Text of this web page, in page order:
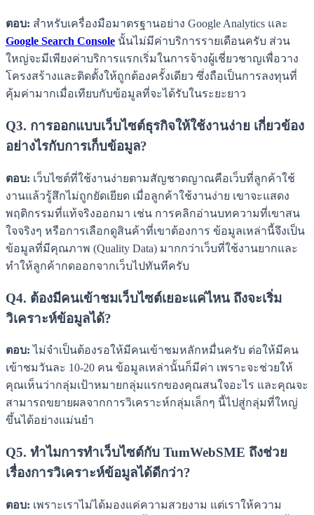
ตอบ: สำหรับเครื่องมือมาตรฐานอย่าง Google Analytics และ
Google Search Console นั้นไม่มีค่าบริการรายเดือนครับ ส่วน
ใหญ่จะมีเพียงค่าบริการแรกเริ่มในการจ้างผู้เชี่ยวชาญเพื่อวาง
โครงสร้างและติดตั้งให้ถูกต้องครั้งเดียว ซึ่งถือเป็นการลงทุนที่
คุ้มค่ามากเมื่อเทียบกับข้อมูลที่จะได้รับในระยะยาว
Q3. การออกแบบเว็บไซต์ธุรกิจให้ใช้งานง่าย เกี่ยวข้อง
อย่างไรกับการเก็บข้อมูล?
ตอบ: เว็บไซต์ที่ใช้งานง่ายตามสัญชาตญาณคือเว็บที่ลูกค้าใช้
งานแล้วรู้สึกไม่ถูกยัดเยียด เมื่อลูกค้าใช้งานง่าย เขาจะแสดง
พฤติกรรมที่แท้จริงออกมา เช่น การคลิกอ่านบทความที่เขาสน
ใจจริงๆ หรือการเลือกดูสินค้าที่เขาต้องการ ข้อมูลเหล่านี้จึงเป็น
ข้อมูลที่มีคุณภาพ (Quality Data) มากกว่าเว็บที่ใช้งานยากและ
ทำให้ลูกค้ากดออกจากเว็บไปทันทีครับ
Q4. ต้องมีคนเข้าชมเว็บไซต์เยอะแค่ไหน ถึงจะเริ่ม
วิเคราะห์ข้อมูลได้?
ตอบ: ไม่จำเป็นต้องรอให้มีคนเข้าชมหลักหมื่นครับ ต่อให้มีคน
เข้าชมวันละ 10-20 คน ข้อมูลเหล่านั้นก็มีค่า เพราะจะช่วยให้
คุณเห็นว่ากลุ่มเป้าหมายกลุ่มแรกของคุณสนใจอะไร และคุณจะ
สามารถขยายผลจากการวิเคราะห์กลุ่มเล็กๆ นี้ไปสู่กลุ่มที่ใหญ่
ขึ้นได้อย่างแม่นยำ
Q5. ทำไมการทำเว็บไซต์กับ TumWebSME ถึงช่วย
เรื่องการวิเคราะห์ข้อมูลได้ดีกว่า?
ตอบ: เพราะเราไม่ได้มองแค่ความสวยงาม แต่เราให้ความ